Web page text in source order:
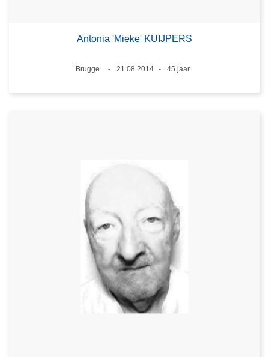
Antonia 'Mieke' KUIJPERS
Plaats
Brugge
21.08.2014
45 jaar